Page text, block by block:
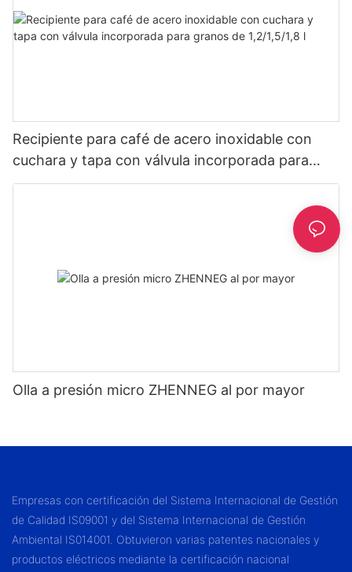
Recipiente para café de acero inoxidable con
cuchara y tapa con válvula incorporada para
granos de 1,2/1,5/1,8 l
Olla a presión micro ZHENNEG al por mayor
Empresas con certificación del Sistema Internacional de Gestión
de Calidad IS09001 y del Sistema Internacional de Gestión
Ambiental IS014001. Obtuvieron varias patentes nacionales y
productos eléctricos mediante la certificación nacional